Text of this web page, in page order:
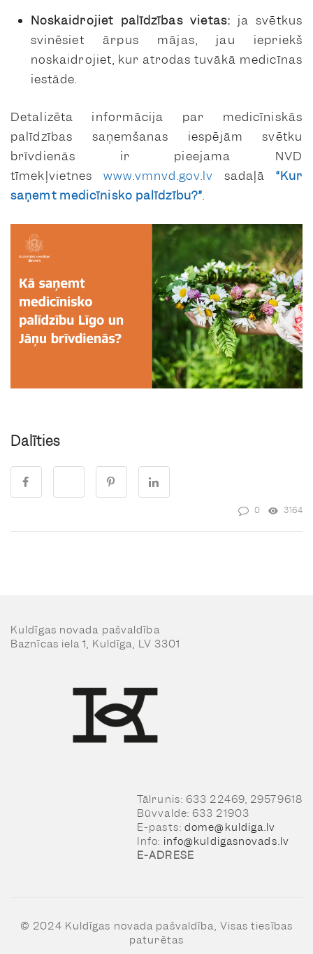
Noskaidrojiet palīdzības vietas:ja svētkus
svinēsiet ārpus mājas, jau iepriekš
noskaidrojiet, kur atrodas tuvākā medicīnas
iestāde.
Detalizēta informācija par medicīniskās
palīdzības saņemšanas iespējām svētku
brīvdienās ir pieejama NVD
tīmekļvietnes www.vmnvd.gov.lv sadaļā
“Kur
saņemt medicīnisko palīdzību?”.
Dalīties
0 3164
Kuldīgas novada pašvaldība
Baznīcas iela 1, Kuldīga, LV 3301
Tālrunis: 633 22469, 29579618
Būvvalde: 633 21903
E-pasts: dome@kuldiga.lv
Info: info@kuldigasnovads.lv
E-ADRESE
© 2024 Kuldīgas novada pašvaldība, Visas tiesības
paturētas